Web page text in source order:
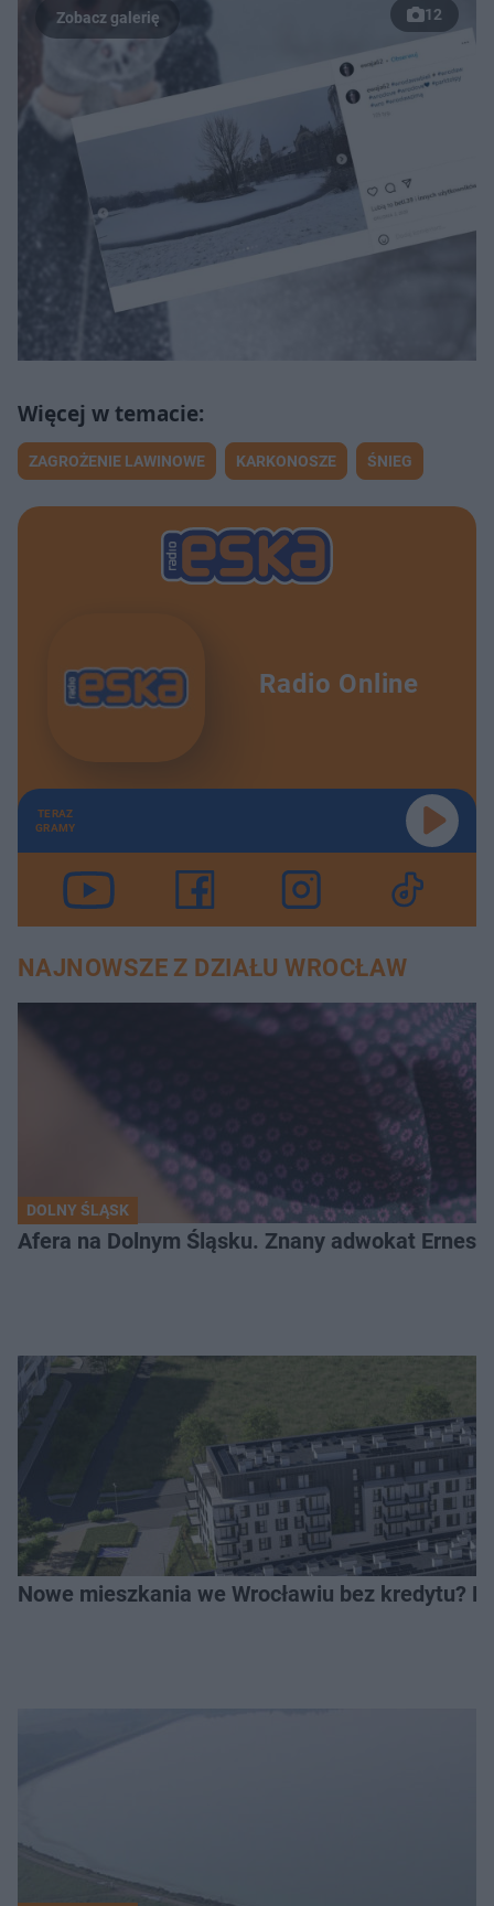
12
ZAGROŻENIE LAWINOWE KARKONOSZE ŚNIEG
Radio Online
TERAZ
GRAMY
NAJNOWSZE Z DZIAŁU WROCŁAW
DOLNY ŚLĄSK
Afera na Dolnym Śląsku. Znany adwokat Ernest
Nowe mieszkania we Wrocławiu bez kredytu?